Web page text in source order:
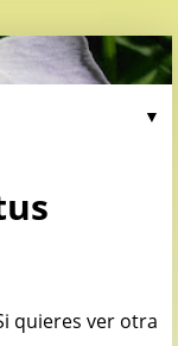
▼
quieres ver otra